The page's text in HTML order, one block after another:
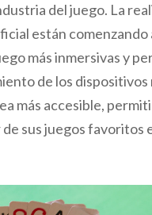
del juego. La
están
más inmersivas y
de los dispositivos
más accesible,
sus juegos favoritos